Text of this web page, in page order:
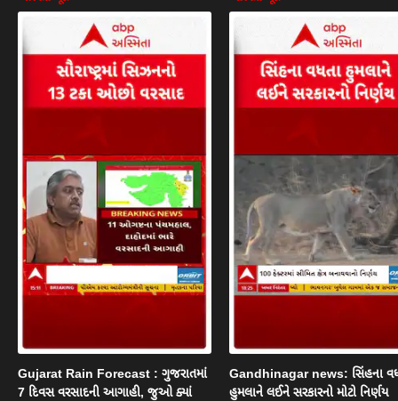
Gujarat Rain Forecast : ગુજરાતમાં
7 દિવસ વરસાદની આગાહી, જુઓ ક્યાં
Gandhinagar news: સિંહના
હુમલાને લઈને સરકારનો મોટો નિર્ણય